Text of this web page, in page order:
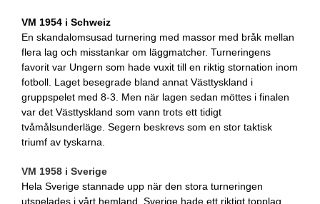
VM 1954 i Schweiz
En skandalomsusad turnering med massor med bråk mellan
flera lag och misstankar om läggmatcher. Turneringens
favorit var Ungern som hade vuxit till en riktig stornation inom
fotboll. Laget besegrade bland annat Västtyskland i
gruppspelet med 8-3. Men när lagen sedan möttes i finalen
var det Västtyskland som vann trots ett tidigt
tvåmålsunderläge. Segern beskrevs som en stor taktisk
triumf av tyskarna.
VM 1958 i Sverige
Hela Sverige stannade upp när den stora turneringen
utspelades i vårt hemland. Sverige hade ett riktigt topplag